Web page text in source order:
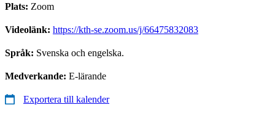
Plats: Zoom
Videolänk: https://kth-se.zoom.us/j/66475832083
Språk: Svenska och engelska.
Medverkande: E-lärande
Exportera till kalender